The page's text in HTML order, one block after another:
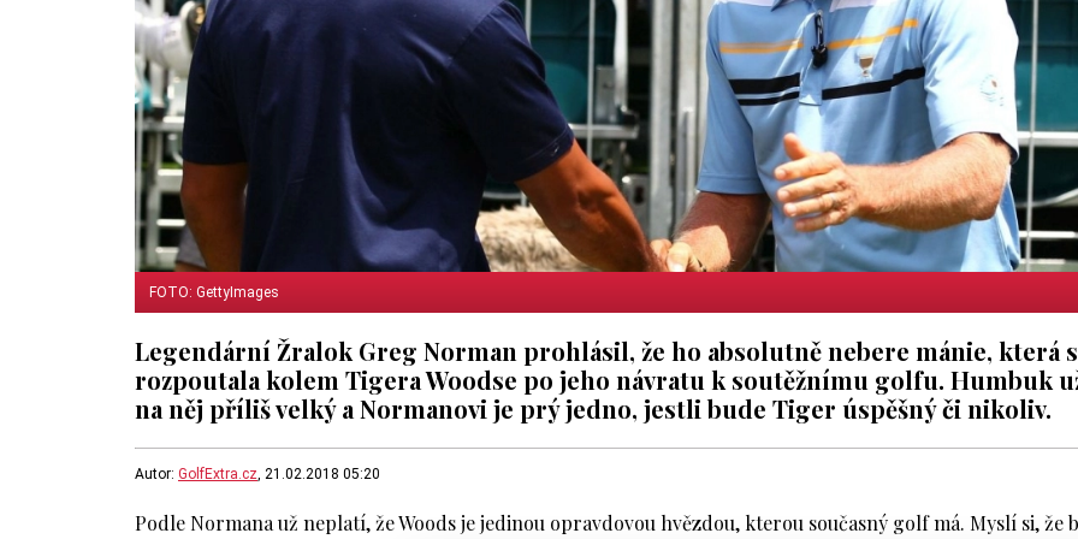
FOTO: GettyImages
Legendární Žralok Greg Norman prohlásil, že ho absolutně nebere mánie, která
rozpoutala kolem Tigera Woodse po jeho návratu k soutěžnímu golfu. Humbuk
na něj příliš velký a Normanovi je prý jedno, jestli bude Tiger úspěšný či nikoliv.
Autor: GolfExtra.cz, 21.02.2018 05:20
Podle Normana už neplatí, že Woods je jedinou opravdovou hvězdou, kterou současný golf má. Myslí si, že